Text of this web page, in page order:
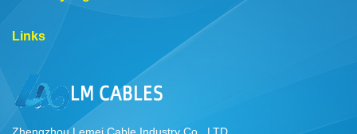
Links
Zhengzhou Lemei Cable Industry Co., LTD